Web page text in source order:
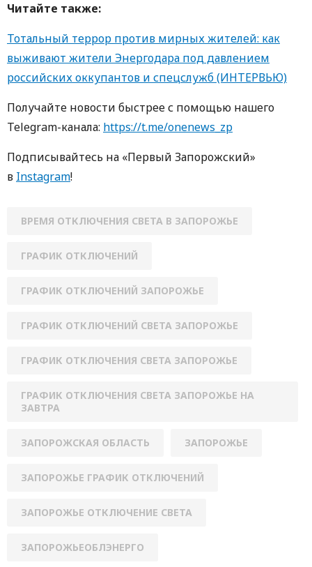
Читайте также:
Тотальный террор против мирных жителей: как
выживают жители Энергодара под давлением
российских оккупантов и спецслужб (ИНТЕРВЬЮ)
Получайте новости быстрее с помощью нашего
Telegram-канала: https://t.me/onenews_zp
Подписывайтесь на «Первый Запорожский»
в Instagram!
ВРЕМЯ ОТКЛЮЧЕНИЯ СВЕТА В ЗАПОРОЖЬЕ
ГРАФИК ОТКЛЮЧЕНИЙ
ГРАФИК ОТКЛЮЧЕНИЙ ЗАПОРОЖЬЕ
ГРАФИК ОТКЛЮЧЕНИЙ СВЕТА ЗАПОРОЖЬЕ
ГРАФИК ОТКЛЮЧЕНИЯ СВЕТА ЗАПОРОЖЬЕ
ГРАФИК ОТКЛЮЧЕНИЯ СВЕТА ЗАПОРОЖЬЕ НА
ЗАВТРА
ЗАПОРОЖСКАЯ ОБЛАСТЬ ЗАПОРОЖЬЕ
ЗАПОРОЖЬЕ ГРАФИК ОТКЛЮЧЕНИЙ
ЗАПОРОЖЬЕ ОТКЛЮЧЕНИЕ СВЕТА
ЗАПОРОЖЬЕОБЛЭНЕРГО